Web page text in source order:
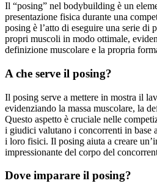
Il “posing” nel bodybuilding è un
presentazione fisica durante una
posing è l’atto di eseguire una serie di
propri muscoli in modo ottimale,
definizione muscolare e la propria
A che serve il posing?
Il posing serve a mettere in mostra il
evidenziando la massa muscolare, la
Questo aspetto è cruciale nelle
i giudici valutano i concorrenti in base
i loro fisici. Il posing aiuta a creare
impressionante del corpo del
Dove imparare il posing?